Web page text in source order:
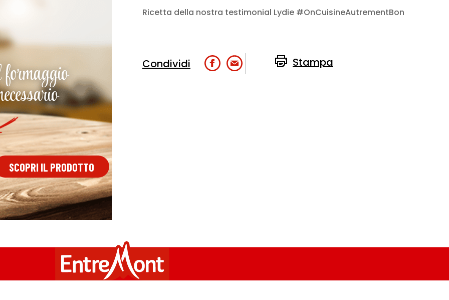
SCOPRI IL PRODOTTO
Ricetta della nostra testimonial Lydie #OnCuisineAutrementBon
Condividi Stampa